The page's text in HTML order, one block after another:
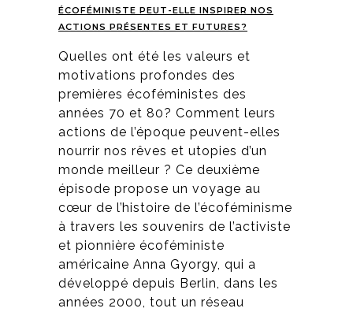
ÉCOFÉMINISTE PEUT-ELLE INSPIRER NOS
ACTIONS PRÉSENTES ET FUTURES?
Quelles ont été les valeurs et
motivations profondes des
premières écoféministes des
années 70 et 80? Comment leurs
actions de l’époque peuvent-elles
nourrir nos rêves et utopies d’un
monde meilleur ? Ce deuxième
épisode propose un voyage au
cœur de l’histoire de l’écoféminisme
à travers les souvenirs de l’activiste
et pionnière écoféministe
américaine Anna Gyorgy, qui a
développé depuis Berlin, dans les
années 2000, tout un réseau